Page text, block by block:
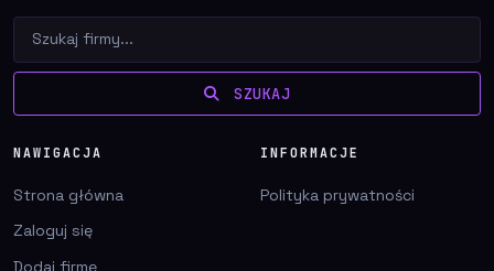
SZUKAJ
NAWIGACJA
Strona główna
Zaloguj się
Dodaj firmę
INFORMACJE
Polityka prywatności